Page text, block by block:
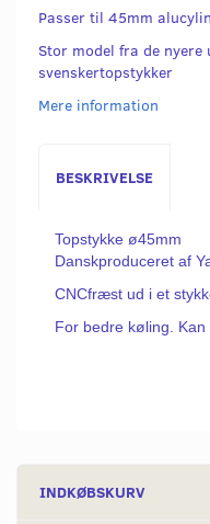
Passer til 45mm
Stor model fra de nyere
svenskertopstykker
Mere information
BESKRIVELSE
Topstykke ø45mm
Danskproduceret af
CNCfræst ud i et
For bedre køling.
INDKØBSKURV